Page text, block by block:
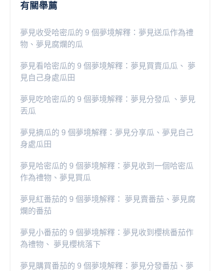
有關舉薦
夢見收受哈密瓜的 9 個夢境解釋：夢見送瓜作為禮
物、夢見腐爛的瓜
夢見看哈密瓜的 9 個夢境解釋：夢見買賣瓜瓜、 夢
見自己身處瓜田
夢見吃哈密瓜的 9 個夢境解釋：夢見分發瓜 、夢見
丟瓜
夢見摘瓜的 9 個夢境解釋：夢見分享瓜、夢見自己
身處瓜田
夢見哈密瓜的 9 個夢境解釋：夢見收到一個哈密瓜
作為禮物、夢見買瓜
夢見紅番茄的 9 個夢境解釋： 夢見賣番茄、夢見腐
爛的番茄
​夢見小番茄的 9 個夢境解釋：夢見收到櫻桃番茄作
為禮物、 夢見櫻桃落下
夢見購買番茄的 9 個夢境解釋：夢見分發番茄、夢